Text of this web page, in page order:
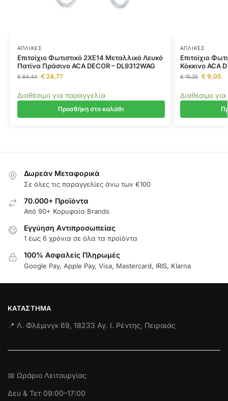
ΑΠΛΊΚΕΣ
Επιτοίχιο Φωτιστικό 2ΧΕ14 Μεταλλικό Λευκό
Πατίνα Πράσινο ACA DECOR – DL9312WAG
€64,40 €24,77
Διαθέσιμο για παραγγελία
Προσθήκη στο καλάθι
ΑΠΛΊΚΕΣ
Επιτοίχιο
Κόκκινο ACA
€15,25 €9,05
Διαθέσιμο
Δωρεάν Μεταφορικά
Σε όλες τις παραγγελίες άνω των €100
70.000+ Προϊόντα
Από 90+ Κορυφαία Brands
Εγγύηση Aντιπροσωπείας
1 έως 6 χρόνια σε όλα τα προϊόντα
100% Ασφαλείς Πληρωμές
Google Pay, Apple Pay, Visa, Mastercard, IRIS, Klarna
ΚΑΤΆΣΤΗΜΑ
📍 Λ. Φλέμινγκ 69, 18233 Αγ. Ι. Ρέντης, Πειραιάς
📅 Ωράριο Λειτουργίας
Δευ & Τετ 09:00–17:00